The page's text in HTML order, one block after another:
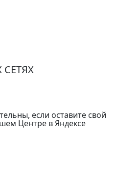
если оставите свой
Центре в Яндексе